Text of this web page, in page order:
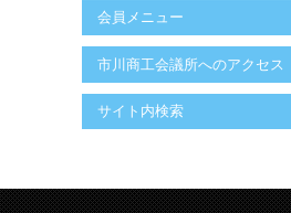
会員メニュー
市川商工会議所へのアクセス
サイト内検索